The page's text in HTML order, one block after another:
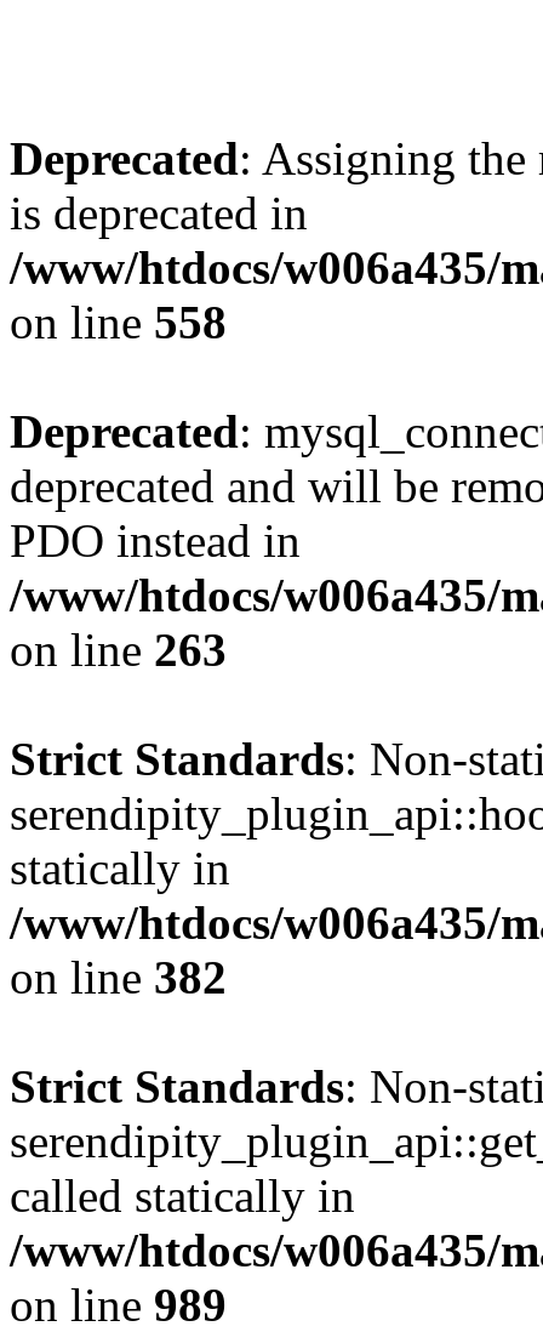
Deprecated: Assigning the
is deprecated in
/www/htdocs/w006a435/
on line 558
Deprecated:
deprecated and will be
PDO instead in
/www/htdocs/w006a435/
on line 263
Strict Standards: Non-
statically in
/www/htdocs/w006a435/
on line 382
Strict Standards: Non-
called statically in
/www/htdocs/w006a435/
on line 989